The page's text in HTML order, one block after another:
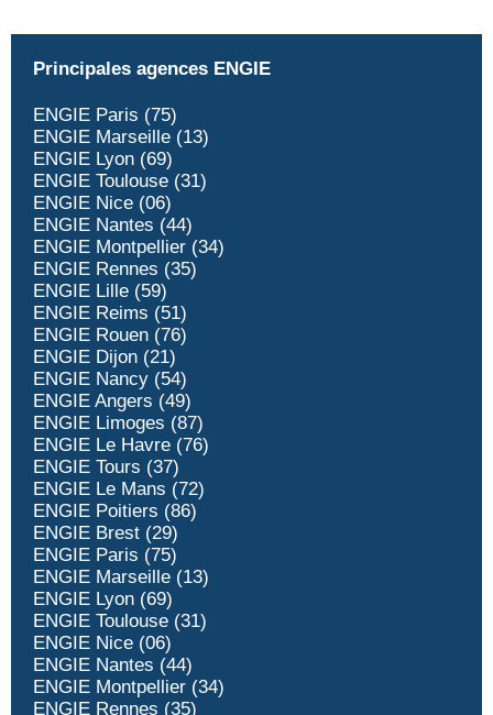
Principales agences ENGIE
ENGIE Paris (75)
ENGIE Marseille (13)
ENGIE Lyon (69)
ENGIE Toulouse (31)
ENGIE Nice (06)
ENGIE Nantes (44)
ENGIE Montpellier (34)
ENGIE Rennes (35)
ENGIE Lille (59)
ENGIE Reims (51)
ENGIE Rouen (76)
ENGIE Dijon (21)
ENGIE Nancy (54)
ENGIE Angers (49)
ENGIE Limoges (87)
ENGIE Le Havre (76)
ENGIE Tours (37)
ENGIE Le Mans (72)
ENGIE Poitiers (86)
ENGIE Brest (29)
ENGIE Paris (75)
ENGIE Marseille (13)
ENGIE Lyon (69)
ENGIE Toulouse (31)
ENGIE Nice (06)
ENGIE Nantes (44)
ENGIE Montpellier (34)
ENGIE Rennes (35)